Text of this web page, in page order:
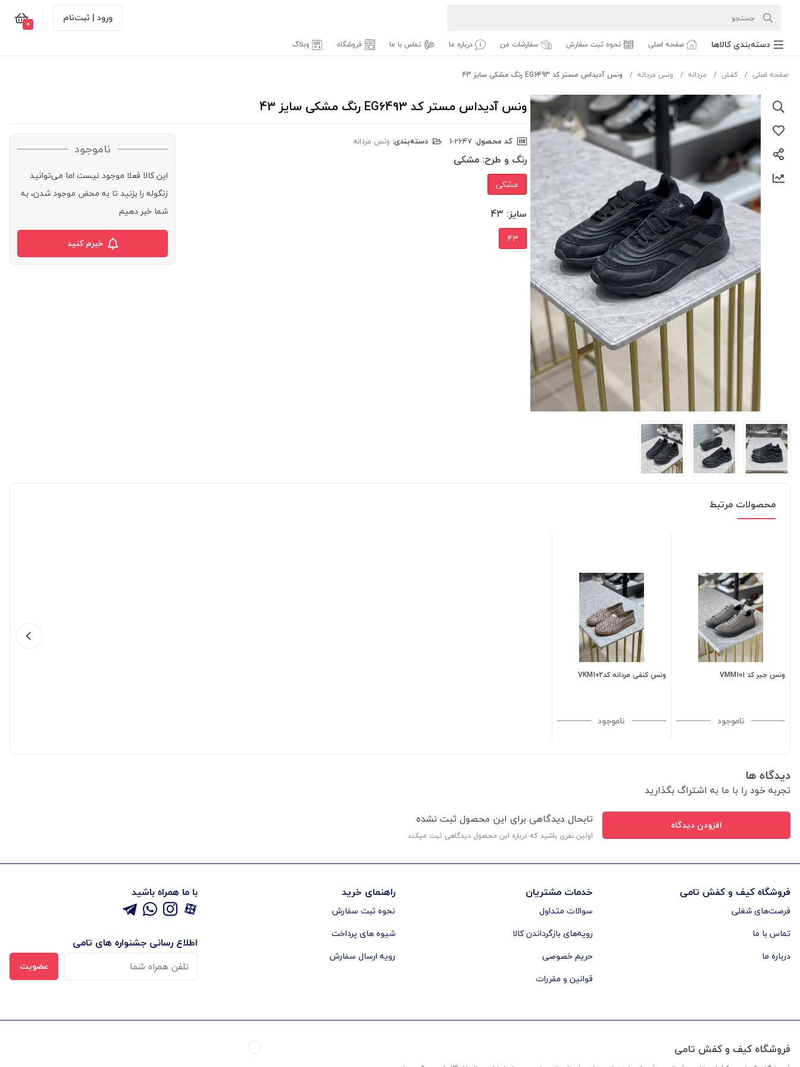
ورود | ثبت‌نام 0
دسته‌بندی‌ کالاها صفحه اصلی نحوه ثبت سفارش سفارشات من درباره ما تماس با ما فروشگاه وبلاگ
صفحه اصلی کفش مردانه ونس مردانه ونس آدیداس مستر کد EG6493 رنگ مشکی سایز 43
ونس آدیداس مستر کد EG6493 رنگ مشکی سایز 43
کد محصول: دسته‌بندی: ونس مردانه
رنگ و طرح: مشکی
مشکی
سایز: 43
43
ناموجود
این کالا فعلا موجود نیست اما می‌توانید
زنگوله را بزنید تا به محض موجود شدن، به
شما خبر دهیم
خبرم کنید
محصولات مرتبط
ونس جیر کد VMM101
ناموجود
ونس کنفی مردانه کدVKM102
ناموجود
دیدگاه ها
تجربه خود را با ما به اشتراگ بگذارید
افزودن دیدگاه تابحال دیدگاهی برای این محصول ثبت نشده
اولین نفری باشید که درباره این محصول دیدگاهی ثبت میکند
فروشگاه کیف و کفش تامی
فرصت‌های شغلی
تماس با ما
درباره ما
خدمات مشتریان
سوالات متداول
رویه‌های بازگرداندن کالا
حریم خصوصی
قوانین و مقررات
راهنمای خرید
نحوه ثبت سفارش
شیوه های پرداخت
رویه ارسال سفارش
با ما همراه باشید
اطلاع رسانی جشنواره های تامی
عضویت
فروشگاه کیف و کفش تامی